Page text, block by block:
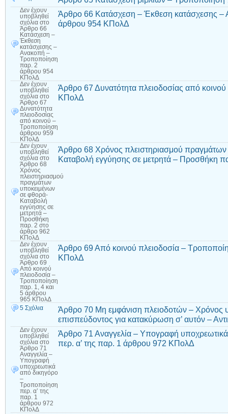
Δεν έχουν
υποβληθεί
σχόλια στο
Άρθρο 66
Κατάσχεση –
Έκθεση
κατάσχεσης –
Ανακοπή –
Τροποποίηση
παρ. 2
άρθρου 954
ΚΠολΔ
Άρθρο 66 Κατάσχεση – Έκθεση κατάσχεσης
άρθρου 954 ΚΠολΔ
Δεν έχουν
υποβληθεί
σχόλια στο
Άρθρο 67
Δυνατότητα
πλειοδοσίας
από κοινού –
Τροποποίηση
άρθρου 959
ΚΠολΔ
Άρθρο 67 Δυνατότητα πλειοδοσίας από
ΚΠολΔ
Δεν έχουν
υποβληθεί
σχόλια στο
Άρθρο 68
Χρόνος
πλειστηριασμού
πραγμάτων
υποκειμένων
σε φθορά-
Καταβολή
εγγύησης σε
μετρητά –
Προσθήκη
παρ. 2 στο
άρθρο 962
ΚΠολΔ
Άρθρο 68 Χρόνος πλειστηριασμού
Καταβολή εγγύησης σε μετρητά – Προσθήκη
Δεν έχουν
υποβληθεί
σχόλια στο
Άρθρο 69
Από κοινού
πλειοδοσία –
Τροποποίηση
παρ. 1, 4 και
5 άρθρου
965 ΚΠολΔ
Άρθρο 69 Από κοινού πλειοδοσία –
ΚΠολΔ
5 Σχόλια
Άρθρο 70 Μη εμφάνιση πλειοδοτών – Χρόνος
επισπεύδοντος για κατακύρωση σ’ αυτόν –
Δεν έχουν
υποβληθεί
σχόλια στο
Άρθρο 71
Αναγγελία –
Υπογραφή
υποχρεωτικά
από δικηγόρο
–
Τροποποίηση
περ. α’ της
παρ. 1
άρθρου 972
ΚΠολΔ
Άρθρο 71 Αναγγελία – Υπογραφή
περ. α’ της παρ. 1 άρθρου 972 ΚΠολΔ